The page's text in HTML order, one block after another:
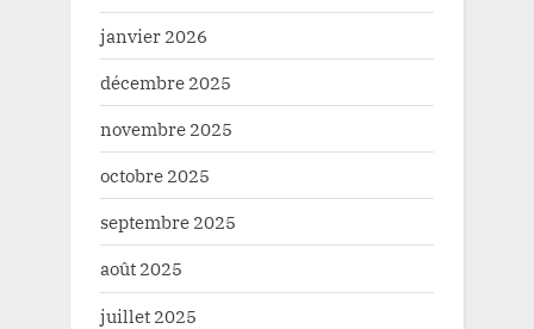
janvier 2026
décembre 2025
novembre 2025
octobre 2025
septembre 2025
août 2025
juillet 2025